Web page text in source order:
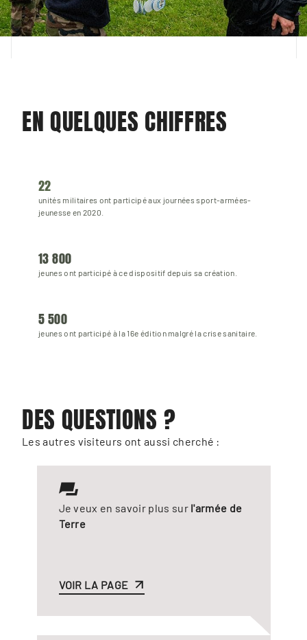
EN QUELQUES CHIFFRES
22
unités militaires ont participé aux journées sport-armées-
jeunesse en 2020.
13 800
jeunes ont participé à ce dispositif depuis sa création.
5 500
jeunes ont participé à la 16e édition malgré la crise sanitaire.
DES QUESTIONS ?
Les autres visiteurs ont aussi cherché :
Je veux en savoir plus sur l'armée de
Terre
VOIR LA PAGE